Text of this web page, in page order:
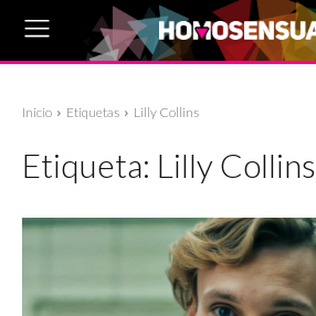
Inicio Etiquetas Lilly Collins
Etiqueta: Lilly Collins